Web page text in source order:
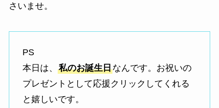
さいませ。
PS
本日は、 私のお誕生日なんです。お祝いの
プレゼントとして応援クリックしてくれる
と嬉しいです。